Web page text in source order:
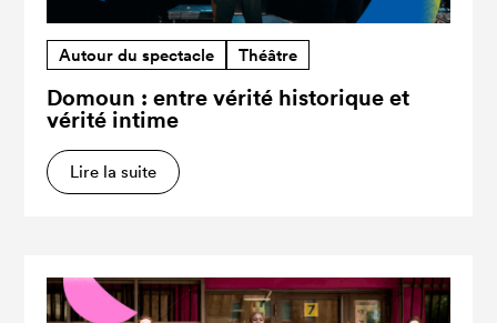
Autour du spectacle Théâtre
Domoun : entre vérité historique et
vérité intime
Lire la suite